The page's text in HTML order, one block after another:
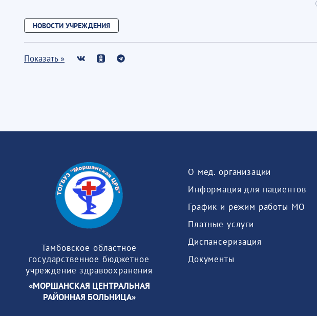
НОВОСТИ УЧРЕЖДЕНИЯ
Показать »
Тамбовское областное
государственное бюджетное
учреждение здравоохранения
«МОРШАНСКАЯ ЦЕНТРАЛЬНАЯ
РАЙОННАЯ БОЛЬНИЦА»
О мед. организации
Информация для пациентов
График и режим работы МО
Платные услуги
Диспансеризация
Документы